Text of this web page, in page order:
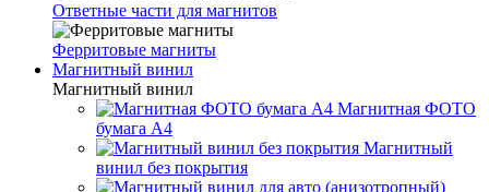
Ответные части для магнитов
Ферритовые магниты
Магнитный винил
Магнитный винил
Магнитная ФОТО
бумага А4
Магнитный
винил без покрытия